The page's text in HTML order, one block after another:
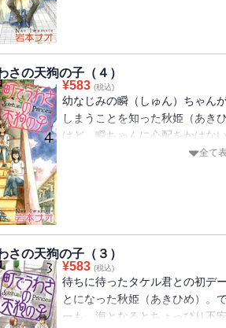
さの天狗の子（４）
¥583 (税込)
幼なじみの瞬（しゅん）ちゃん
しまうことを知った秋姫（あき
けど、瞬ちゃんに心配をかけな
見せようと心がける。でも、人
全て
さの天狗の子（３）
¥583 (税込)
待ちに待ったタケル君との初デ
とになった秋姫（あきひめ）。
ーも、海となるとちょっぴり不